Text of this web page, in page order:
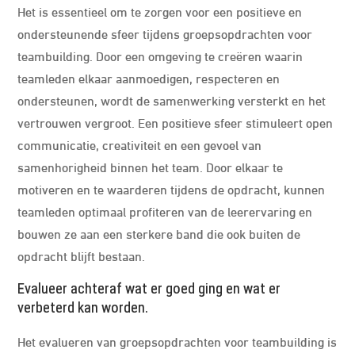
Het is essentieel om te zorgen voor een positieve en
ondersteunende sfeer tijdens groepsopdrachten voor
teambuilding. Door een omgeving te creëren waarin
teamleden elkaar aanmoedigen, respecteren en
ondersteunen, wordt de samenwerking versterkt en het
vertrouwen vergroot. Een positieve sfeer stimuleert open
communicatie, creativiteit en een gevoel van
samenhorigheid binnen het team. Door elkaar te
motiveren en te waarderen tijdens de opdracht, kunnen
teamleden optimaal profiteren van de leerervaring en
bouwen ze aan een sterkere band die ook buiten de
opdracht blijft bestaan.
Evalueer achteraf wat er goed ging en wat er
verbeterd kan worden.
Het evalueren van groepsopdrachten voor teambuilding is